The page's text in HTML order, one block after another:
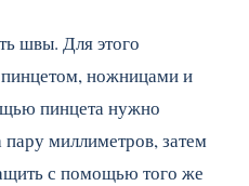
швы. Для этого
пинцетом, ножницами и
пинцета нужно
миллиметров, затем
с помощью того же